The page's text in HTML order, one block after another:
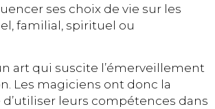
ses choix de vie sur les
familial, spirituel ou
art qui suscite l’émerveillement
Les magiciens ont donc la
leurs compétences dans